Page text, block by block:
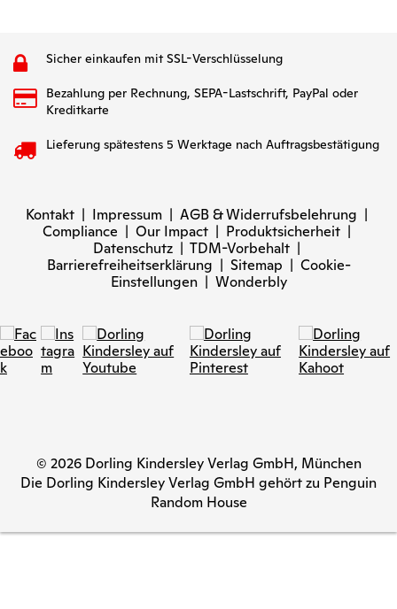
Sicher einkaufen mit SSL-Verschlüsselung
Bezahlung per Rechnung, SEPA-Lastschrift, PayPal oder
Kreditkarte
Lieferung spätestens 5 Werktage nach Auftragsbestätigung
Kontakt | Impressum | AGB & Widerrufsbelehrung |
Compliance | Our Impact | Produktsicherheit |
Datenschutz | TDM-Vorbehalt |
Barrierefreiheitserklärung | Sitemap | Cookie-
Einstellungen| Wonderbly
© 2026 Dorling Kindersley Verlag GmbH, München
Die Dorling Kindersley Verlag GmbH gehört zu Penguin
Random House